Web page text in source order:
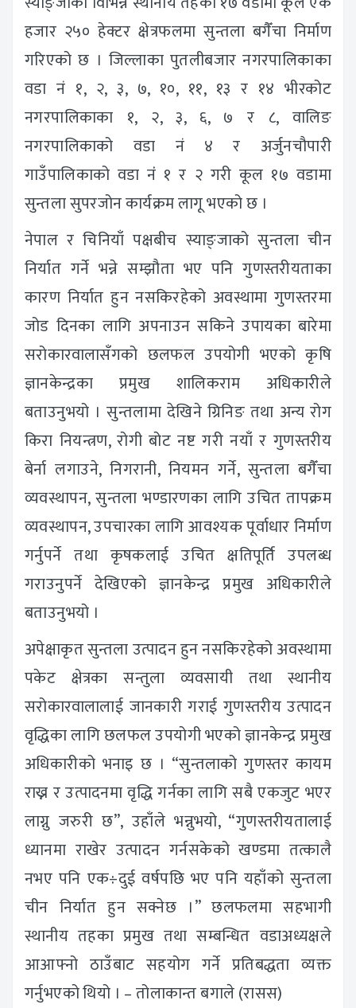
हजार २५० हेक्टर क्षेत्रफलमा सुन्तला बगैँचा निर्माण
गरिएको छ । जिल्लाका पुतलीबजार नगरपालिकाका
वडा नं १, २, ३, ७, १०, ११, १३ र १४ भीरकोट
नगरपालिकाका १, २, ३, ६, ७ र ८, वालिङ
नगरपालिकाको वडा नं ४ र अर्जुनचौपारी
गाउँपालिकाको वडा नंं १ र २ गरी कूल १७ वडामा
सुन्तला सुपरजोन कार्यक्रम लागू भएको छ ।
नेपाल र चिनियाँ पक्षबीच स्याङ्जाको सुन्तला चीन
निर्यात गर्ने भन्ने सम्झौता भए पनि गुणस्तरीयताका
कारण निर्यात हुन नसकिरहेको अवस्थामा गुणस्तरमा
जोड दिनका लागि अपनाउन सकिने उपायका बारेमा
सरोकारवालासँगको छलफल उपयोगी भएको कृषि
ज्ञानकेन्द्रका प्रमुख शालिकराम अधिकारीले
बताउनुभयो । सुन्तलामा देखिने ग्रिनिङ तथा अन्य रोग
किरा नियन्त्रण, रोगी बोट नष्ट गरी नयाँ र गुणस्तरीय
बेर्ना लगाउने, निगरानी, नियमन गर्ने, सुन्तला बगैँचा
व्यवस्थापन, सुन्तला भण्डारणका लागि उचित तापक्रम
व्यवस्थापन, उपचारका लागि आवश्यक पूर्वाधार निर्माण
गर्नुपर्ने तथा कृषकलाई उचित क्षतिपूर्ति उपलब्ध
गराउनुपर्ने देखिएको ज्ञानकेन्द्र प्रमुख अधिकारीले
बताउनुभयो ।
अपेक्षाकृत सुन्तला उत्पादन हुन नसकिरहेको अवस्थामा
पकेट क्षेत्रका सन्तुला व्यवसायी तथा स्थानीय
सरोकारवालालाई जानकारी गराई गुणस्तरीय उत्पादन
वृद्धिका लागि छलफल उपयोगी भएको ज्ञानकेन्द्र प्रमुख
अधिकारीको भनाइ छ । “सुन्तलाको गुणस्तर कायम
राख्न र उत्पादनमा वृद्धि गर्नका लागि सबै एकजुट भएर
लाग्नु जरुरी छ”, उहाँले भन्नुभयो, “गुणस्तरीयतालाई
ध्यानमा राखेर उत्पादन गर्नसकेको खण्डमा तत्कालै
नभए पनि एक÷दुई वर्षपछि भए पनि यहाँको सुन्तला
चीन निर्यात हुन सक्नेछ ।” छलफलमा सहभागी
स्थानीय तहका प्रमुख तथा सम्बन्धित वडाअध्यक्षले
आआफ्नो ठाउँबाट सहयोग गर्ने प्रतिबद्धता व्यक्त
गर्नुभएको थियो । – तोलाकान्त बगाले (रासस)